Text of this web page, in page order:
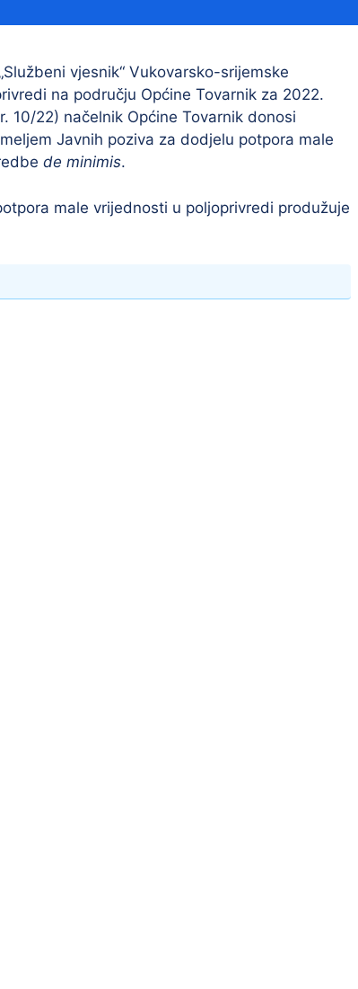
i donacije
vjesnik
zaštita
vjesnik“ Vukovarsko-srijemske
na području Općine Tovarnik za 2022.
10/22) načelnik Općine Tovarnik donosi
Javnih poziva za dodjelu potpora male
de minimis.
male vrijednosti u poljoprivredi produžuje